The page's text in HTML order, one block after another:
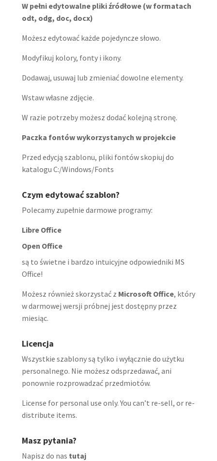
W pełni edytowalne pliki źródłowe (w formatach
odt, odg, doc, docx)
Możesz edytować każde pojedyncze słowo.
Modyfikuj kolory, fonty i ikony.
Dodawaj, usuwaj lub zmieniać dowolne elementy.
Wstaw własne zdjęcie.
W razie potrzeby możesz dodać kolejną stronę.
Paczka fontów wykorzystanych w projekcie
Przed edycją szablonu, pliki fontów skopiuj do
katalogu C:/Windows/Fonts
Czym edytować szablon?
Polecamy zupełnie darmowe programy:
Libre Office
Open Office
są to świetne i bardzo intuicyjne odpowiedniki MS
Office!
Możesz również skorzystać z Microsoft Office, który
w darmowej wersji próbnej jest dostępny przez
miesiąc.
Licencja
Wszystkie szablony są tylko i wyłącznie do użytku
personalnego. Nie możesz odsprzedawać, ani
ponownie rozprowadzać przedmiotów.
License for personal use only. You can’t re-sell, or re-
distribute items.
Masz pytania?
Napisz do nas tutaj